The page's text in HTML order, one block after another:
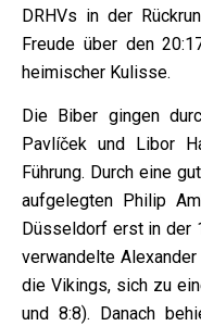
DRHVs in der
Freude über den
heimischer Kulisse.
Die Biber gingen
Pavlíček und Libor
Führung. Durch eine
aufgelegten Philip
Düsseldorf erst in der
verwandelte
die Vikings, sich zu
und 8:8). Danach